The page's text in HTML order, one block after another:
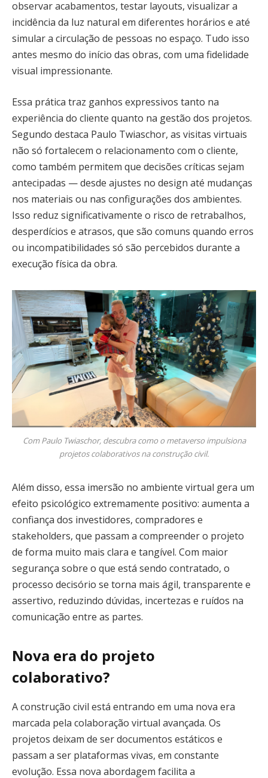
observar acabamentos, testar layouts, visualizar a
incidência da luz natural em diferentes horários e até
simular a circulação de pessoas no espaço. Tudo isso
antes mesmo do início das obras, com uma fidelidade
visual impressionante.
Essa prática traz ganhos expressivos tanto na
experiência do cliente quanto na gestão dos projetos.
Segundo destaca Paulo Twiaschor, as visitas virtuais
não só fortalecem o relacionamento com o cliente,
como também permitem que decisões críticas sejam
antecipadas — desde ajustes no design até mudanças
nos materiais ou nas configurações dos ambientes.
Isso reduz significativamente o risco de retrabalhos,
desperdícios e atrasos, que são comuns quando erros
ou incompatibilidades só são percebidos durante a
execução física da obra.
Com Paulo Twiaschor, descubra como o metaverso impulsiona
projetos colaborativos na construção civil.
Além disso, essa imersão no ambiente virtual gera um
efeito psicológico extremamente positivo: aumenta a
confiança dos investidores, compradores e
stakeholders, que passam a compreender o projeto
de forma muito mais clara e tangível. Com maior
segurança sobre o que está sendo contratado, o
processo decisório se torna mais ágil, transparente e
assertivo, reduzindo dúvidas, incertezas e ruídos na
comunicação entre as partes.
Nova era do projeto
colaborativo?
A construção civil está entrando em uma nova era
marcada pela colaboração virtual avançada. Os
projetos deixam de ser documentos estáticos e
passam a ser plataformas vivas, em constante
evolução. Essa nova abordagem facilita a